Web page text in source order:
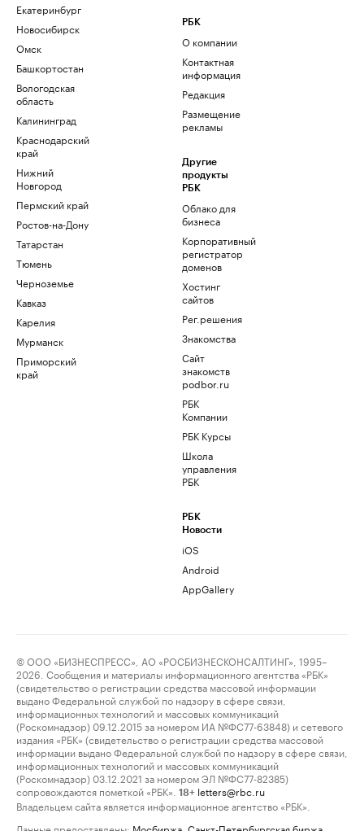
Екатеринбург
Новосибирск
Омск
Башкортостан
Вологодская
область
Калининград
Краснодарский
край
Нижний
Новгород
Пермский край
Ростов-на-Дону
Татарстан
Тюмень
Черноземье
Кавказ
Карелия
Мурманск
Приморский
край
РБК
О компании
Контактная
информация
Редакция
Размещение
рекламы
Другие
продукты
РБК
Облако для
бизнеса
Корпоративный
регистратор
доменов
Хостинг
сайтов
Рег.решения
Знакомства
Сайт
знакомств
podbor.ru
РБК
Компании
РБК Курсы
Школа
управления
РБК
РБК
Новости
iOS
Android
AppGallery
© ООО «БИЗНЕСПРЕСС», АО «РОСБИЗНЕСКОНСАЛТИНГ», 1995–
2026. Сообщения и материалы информационного агентства «РБК»
(свидетельство о регистрации средства массовой информации
выдано Федеральной службой по надзору в сфере связи,
информационных технологий и массовых коммуникаций
(Роскомнадзор) 09.12.2015 за номером ИА №ФС77-63848) и сетевого
издания «РБК» (свидетельство о регистрации средства массовой
информации выдано Федеральной службой по надзору в сфере связи,
информационных технологий и массовых коммуникаций
(Роскомнадзор) 03.12.2021 за номером ЭЛ №ФС77-82385)
сопровождаются пометкой «РБК».
18+ letters@rbc.ru
Владельцем сайта является информационное агентство «РБК».